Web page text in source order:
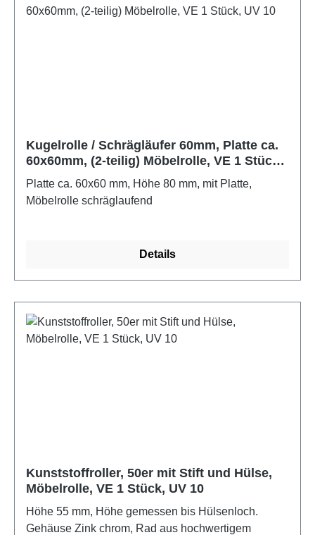
Kugelrolle / Schrägläufer 60mm, Platte ca.
60x60mm, (2-teilig) Möbelrolle, VE 1 Stück,
UV 10
Platte ca. 60x60 mm, Höhe 80 mm, mit Platte,
Möbelrolle schräglaufend
Details
Kunststoffroller, 50er mit Stift und Hülse,
Möbelrolle, VE 1 Stück, UV 10
Höhe 55 mm, Höhe gemessen bis Hülsenloch.
Gehäuse Zink chrom, Rad aus hochwertigem